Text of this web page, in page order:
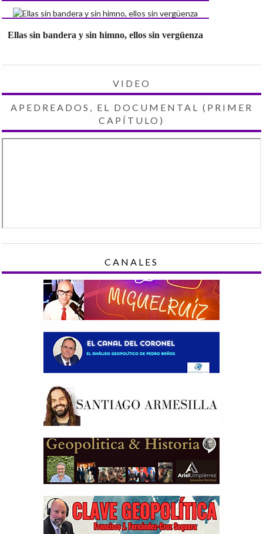
Ellas sin bandera y sin himno, ellos sin vergüenza
VIDEO
APEDREADOS, EL DOCUMENTAL (PRIMER
CAPÍTULO)
CANALES